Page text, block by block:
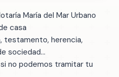
María del Mar Urbano
casa
testamento, herencia,
sociedad...
no podemos tramitar tu